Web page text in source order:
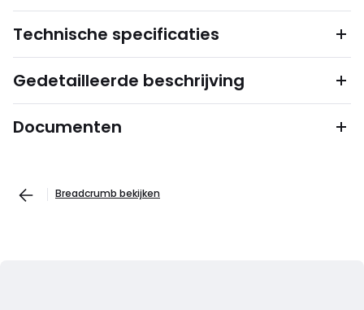
Technische specificaties
Gedetailleerde beschrijving
Documenten
Breadcrumb bekijken